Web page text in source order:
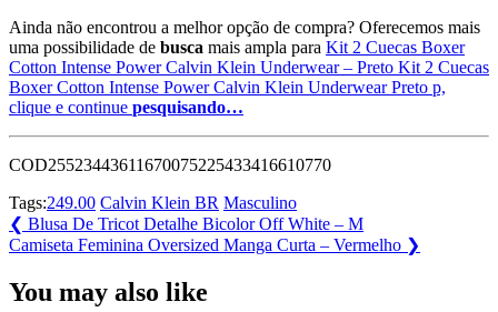
Ainda não encontrou a melhor opção de compra? Oferecemos mais
uma possibilidade de busca mais ampla para Kit 2 Cuecas Boxer
Cotton Intense Power Calvin Klein Underwear – Preto Kit 2 Cuecas
Boxer Cotton Intense Power Calvin Klein Underwear Preto p,
clique e continue pesquisando…
COD25523443611670075225433416610770
Tags:249.00 Calvin Klein BR Masculino
Navegação
de
Post
❮ Previous
Post:
Blusa De Tricot Detalhe Bicolor Off White – M
Next
Camiseta Feminina Oversized Manga Curta – Vermelho ❯
You may also like